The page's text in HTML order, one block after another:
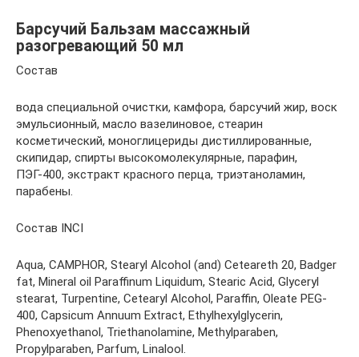
Барсучий Бальзам массажный
разогревающий 50 мл
Состав
вода специальной очистки, камфора, барсучий жир, воск
эмульсионный, масло вазелиновое, стеарин
косметический, моноглицериды дистиллированные,
скипидар, спирты высокомолекулярные, парафин,
ПЭГ-400, экстракт красного перца, триэтаноламин,
парабены.
Состав INCI
Aqua, CAMPHOR, Stearyl Alcohol (and) Ceteareth 20, Badger
fat, Mineral oil Paraffinum Liquidum, Stearic Acid, Glyceryl
stearat, Turpentine, Cetearyl Alcohol, Paraffin, Oleate PEG-
400, Capsicum Annuum Extract, Ethylhexylglycerin,
Phenoxyethanol, Triethanolamine, Methylparaben,
Propylparaben, Parfum, Linalool.